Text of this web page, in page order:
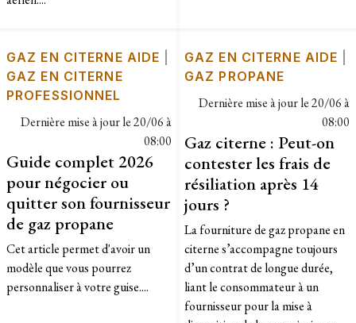
GAZ EN CITERNE AIDE
GAZ EN CITERNE
PROFESSIONNEL
Dernière mise à jour le20/06 à
08:00
Guide complet 2026
pour négocier ou
quitter son fournisseur
de gaz propane
Cet article permet d'avoir un
modèle que vous pourrez
personnaliser à votre guise....
GAZ EN CITERNE AIDE
GAZ PROPANE
Dernière mise à jour le20/06 à
08:00
Gaz citerne : Peut-on
contester les frais de
résiliation après 14
jours ?
La fourniture de gaz propane en
citerne s’accompagne toujours
d’un contrat de longue durée,
liant le consommateur à un
fournisseur pour la mise à